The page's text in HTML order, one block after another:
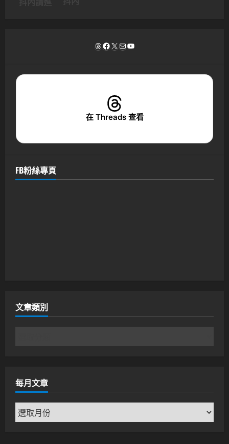
Threads
Facebook
X 電子郵件YouTube
在 Threads 查看
FB粉絲專頁
文章類別
每月文章
每
月